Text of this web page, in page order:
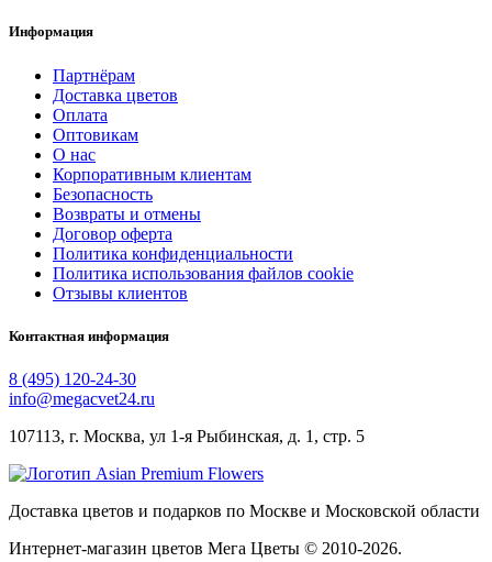
Информация
Партнёрам
Доставка цветов
Оплата
Оптовикам
О нас
Корпоративным клиентам
Безопасность
Возвраты и отмены
Договор оферта
Политика конфиденциальности
Политика использования файлов cookie
Отзывы клиентов
Контактная информация
8 (495) 120-24-30
info@megacvet24.ru
107113, г. Москва, ул 1-я Рыбинская, д. 1, стр. 5
Доставка цветов и подарков по Москве и Московской области
Интернет-магазин цветов Мега Цветы © 2010-2026.